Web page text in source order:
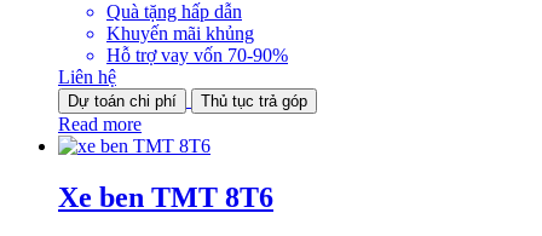
Quà tặng hấp dẫn
Khuyến mãi khủng
Hỗ trợ vay vốn 70-90%
Liên hệ
Dự toán chi phí Thủ tục trả góp
Read more
Xe ben TMT 8T6